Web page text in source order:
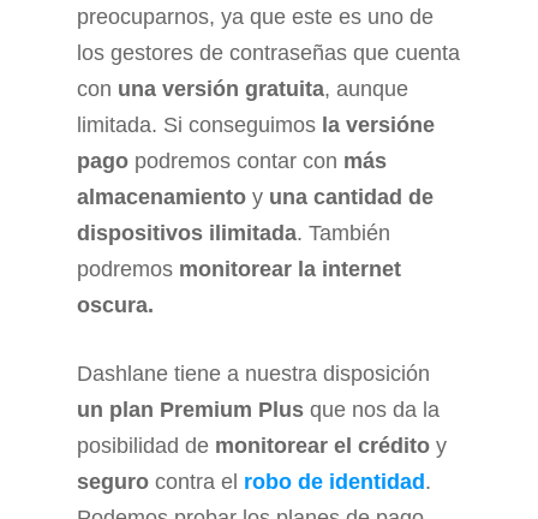
preocuparnos, ya que este es uno de
los gestores de contraseñas que cuenta
con una versión gratuita, aunque
limitada. Si conseguimos la versióne
pago podremos contar con más
almacenamiento y una cantidad de
dispositivos ilimitada. También
podremos monitorear la internet
oscura.
Dashlane tiene a nuestra disposición
un plan Premium Plus que nos da la
posibilidad de monitorear el crédito y
seguro contra el robo de identidad.